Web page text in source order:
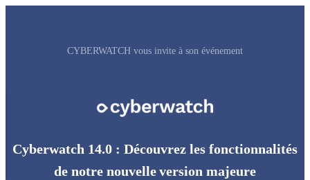
CYBERWATCH vous invite à son événement
Cyberwatch 14.0 : Découvrez les fonctionnalités
de notre nouvelle version majeure